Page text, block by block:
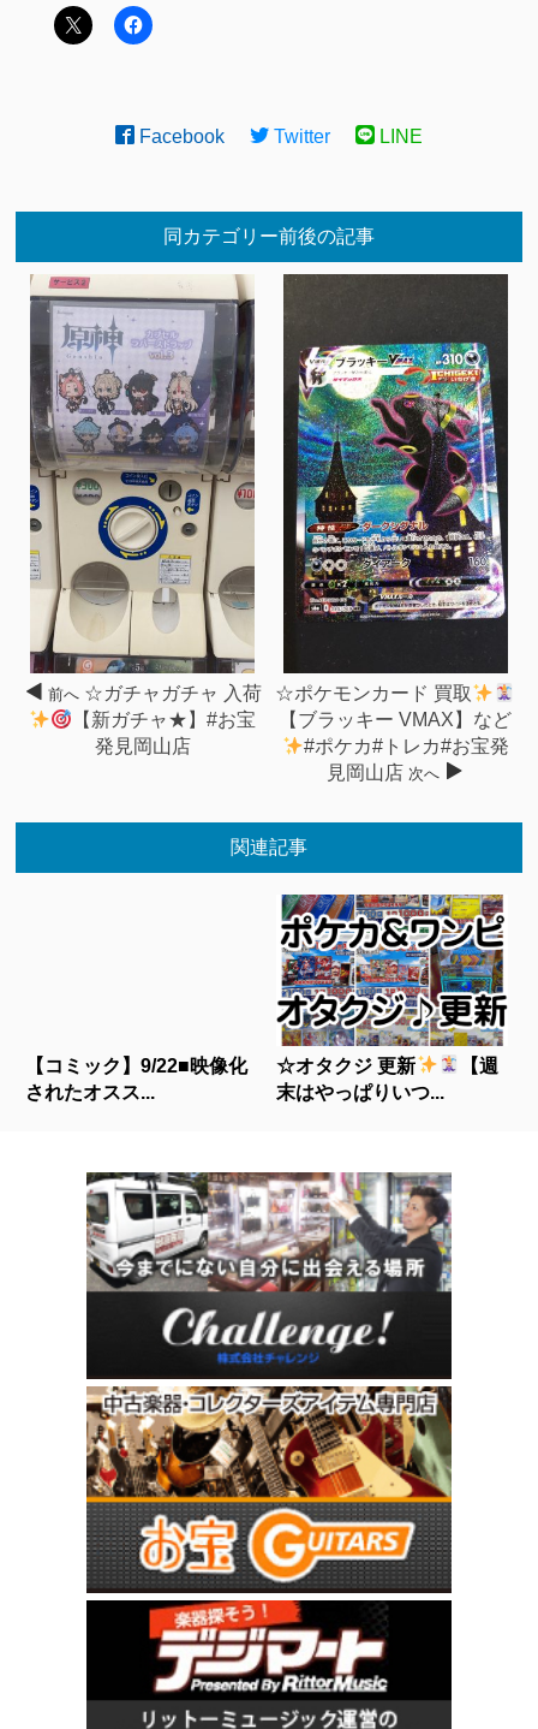
Facebook Twitter LINE
同カテゴリー前後の記事
前へ ☆ガチャガチャ 入荷
【新ガチャ★】#お宝
発見岡山店
☆ポケモンカード 買取
【ブラッキー VMAX】など
#ポケカ#トレカ#お宝発
見岡山店 次へ
関連記事
【コミック】9/22■映像化
されたオスス...
☆オタクジ 更新
【週
末はやっぱりいつ...